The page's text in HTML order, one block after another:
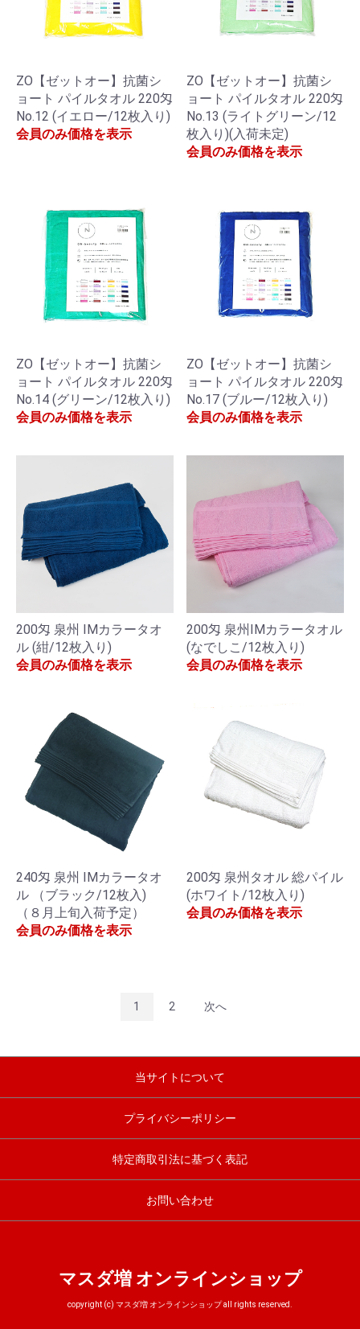
ZO【ゼットオー】抗菌シ
ョート パイルタオル 220匁
No.12 (イエロー/12枚入り)
会員のみ価格を表示
ZO【ゼットオー】抗菌シ
ョート パイルタオル 220匁
No.13 (ライトグリーン/12
枚入り)(入荷未定)
会員のみ価格を表示
ZO【ゼットオー】抗菌シ
ョート パイルタオル 220匁
No.14 (グリーン/12枚入り)
会員のみ価格を表示
ZO【ゼットオー】抗菌シ
ョート パイルタオル 220匁
No.17 (ブルー/12枚入り)
会員のみ価格を表示
200匁 泉州 IMカラータオ
ル (紺/12枚入り)
会員のみ価格を表示
200匁 泉州IMカラータオル
(なでしこ/12枚入り)
会員のみ価格を表示
240匁 泉州 IMカラータオ
ル （ブラック/12枚入)
（８月上旬入荷予定）
会員のみ価格を表示
200匁 泉州タオル 総パイル
(ホワイト/12枚入り)
会員のみ価格を表示
1 2 次へ
当サイトについて
プライバシーポリシー
特定商取引法に基づく表記
お問い合わせ
マスダ増 オンラインショップ
copyright (c) マスダ増 オンラインショップ all rights reserved.